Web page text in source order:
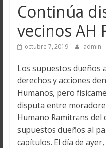
Continúa
vecinos AH
octubre 7, 2019 admin
Los supuestos dueños
derechos y acciones
Humanos, pero
disputa entre
Humano Ramitrans del
supuestos dueños al
capítulos. El día de